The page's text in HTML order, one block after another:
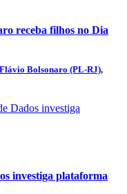
receba filhos no Dia
Bolsonaro (PL-RJ),
investiga plataforma